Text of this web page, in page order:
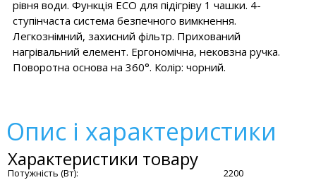
рівня води. Функція ECO для підігріву 1 чашки. 4-
ступінчаста система безпечного вимкнення.
Легкознімний, захисний фільтр. Прихований
нагрівальний елемент. Ергономічна, нековзна ручка.
Поворотна основа на 360°. Колір: чорний.
Опис і характеристики
Характеристики товару
Потужність (Вт):
2200